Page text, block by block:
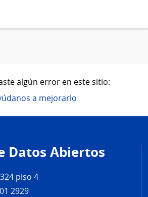
algún error en este sitio:
a mejorarlo
Datos Abiertos
piso 4
2929